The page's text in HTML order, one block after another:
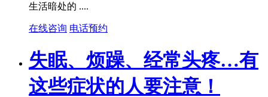
生活暗处的 ....
在线咨询 电话预约
失眠、烦躁、经常头疼…有
这些症状的人要注意！